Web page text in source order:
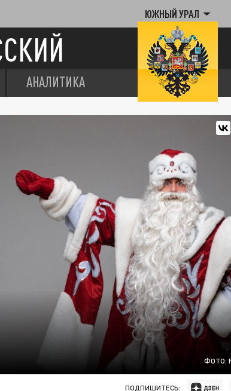
ЮЖНЫЙ УРАЛ
АНАЛИТИКА
ФОТО:
ПОДПИШИТЕСЬ: